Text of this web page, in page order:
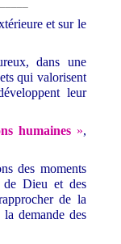
et sur le
dans une
qui valorisent
leur
humaines»,
des moments
de Dieu et des
de la
demande des